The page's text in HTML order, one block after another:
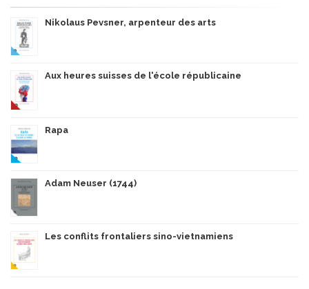
Nikolaus Pevsner, arpenteur des arts
Aux heures suisses de l'école républicaine
Rapa
Adam Neuser (1744)
Les conflits frontaliers sino-vietnamiens